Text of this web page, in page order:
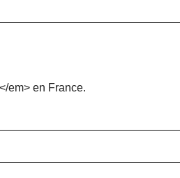
em> en France.